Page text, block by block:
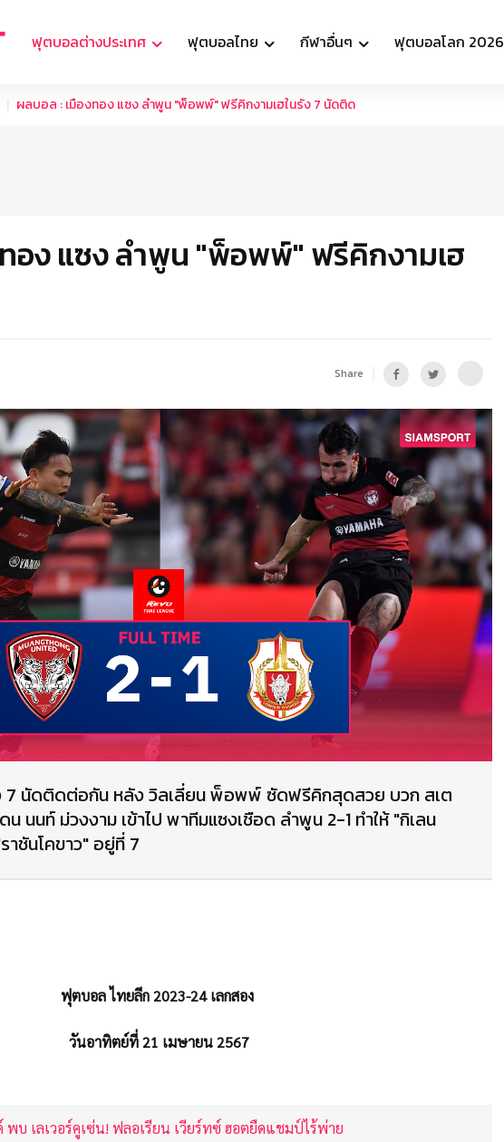
ฟุตบอลต่างประเทศ ฟุตบอลไทย กีฬาอื่นๆ ฟุตบอลโลก 2026
ผลบอล : เมืองทอง แซง ลำพูน "พ็อพพ์" ฟรีคิกงามเฮในรัง 7 นัดติด
อง แซง ลำพูน "พ็อพพ์" ฟรีคิกงามเฮ
Share
7 นัดติดต่อกัน หลัง วิลเลี่ยน พ็อพพ์ ซัดฟรีคิกสุดสวย บวก สเต
น นนท์ ม่วงงาม เข้าไป พาทีมแซงเชือด ลำพูน 2-1 ทำให้ "กิเลน
ชันโคขาว" อยู่ที่ 7
ฟุตบอล ไทยลีก 2023-24 เลกสอง
วันอาทิตย์ที่ 21 เมษายน 2567
พบ เลเวอร์คูเซ่น! ฟลอเรียน เวียร์ทซ์ ฮอตยืดแชมป์ไร้พ่าย